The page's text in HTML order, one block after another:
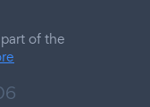
of the